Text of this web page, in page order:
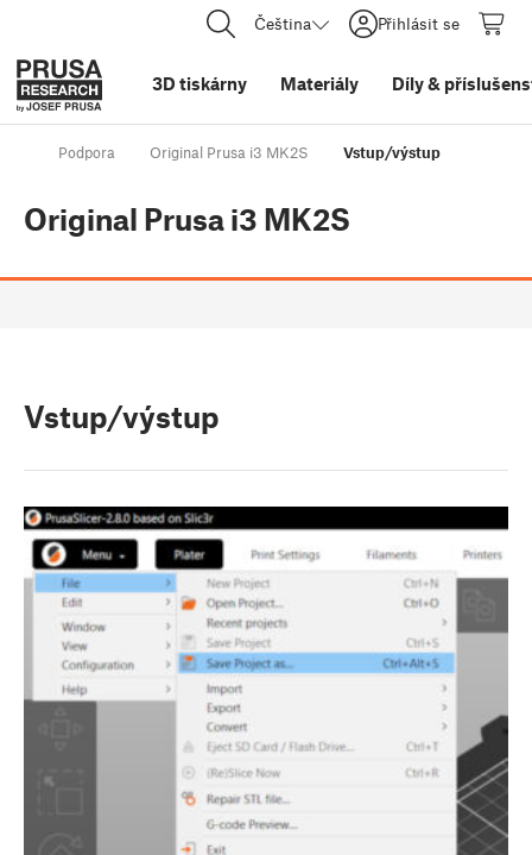
Čeština Přihlásit se
3D tiskárny Materiály Díly&
Podpora Original Prusa i3 MK2S Vstup/výstup
Original Prusa i3 MK2S
Vstup/výstup